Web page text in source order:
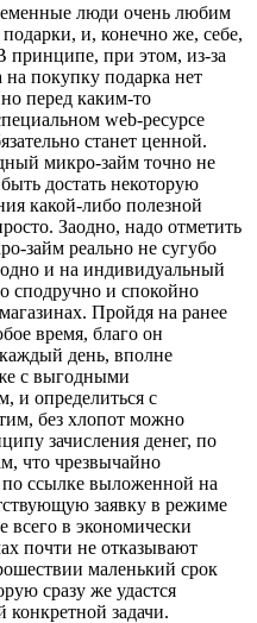
люди очень любим
и, конечно же, себе,
принципе, при этом, из-за
на покупку подарка нет
перед каким-то
web-ресурсе
станет ценной.
микро-займ точно не
достать некоторую
какой-либо полезной
Заодно, надо отметить
займ реально не сугубо
и на индивидуальный
сподручно и спокойно
Пройдя на ранее
время, благо он
день, вполне
с выгодными
и определиться с
без хлопот можно
зачисления денег, по
что чрезвычайно
ссылке выложенной на
заявку в режиме
всего в экономически
почти не отказывают
маленький срок
сразу же удастся
конкретной задачи.